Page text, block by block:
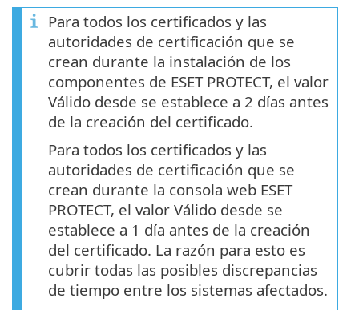
Para todos los certificados y las
autoridades de certificación que se
crean durante la instalación de los
componentes de ESET PROTECT, el valor
Válido desde se establece a 2 días antes
de la creación del certificado.
Para todos los certificados y las
autoridades de certificación que se
crean durante la consola web ESET
PROTECT, el valor Válido desde se
establece a 1 día antes de la creación
del certificado. La razón para esto es
cubrir todas las posibles discrepancias
de tiempo entre los sistemas afectados.